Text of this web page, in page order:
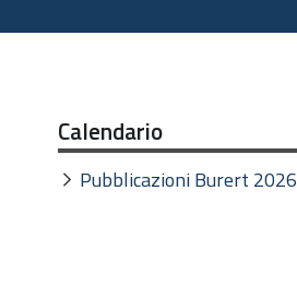
Calendario
Pubblicazioni Burert 2026